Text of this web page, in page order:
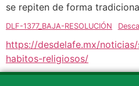
se repiten de forma
DLF-1377_BAJA-RESOLUCIÓN
https://desdelafe.mx/
habitos-religiosos/